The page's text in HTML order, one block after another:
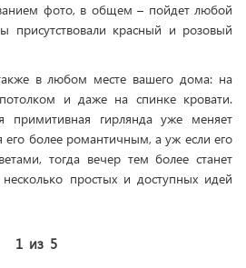
фото, в общем – пойдет любой
присутствовали красный и розовый
в любом месте вашего дома: на
и даже на спинке кровати.
примитивная гирлянда уже меняет
его более романтичным, а уж если его
тогда вечер тем более станет
простых и доступных идей
1 из 5